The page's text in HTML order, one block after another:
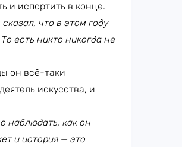
и испортить в конце.
что в этом году
есть никто никогда не
он всё-таки
искусства, и
наблюдать, как он
и история — это